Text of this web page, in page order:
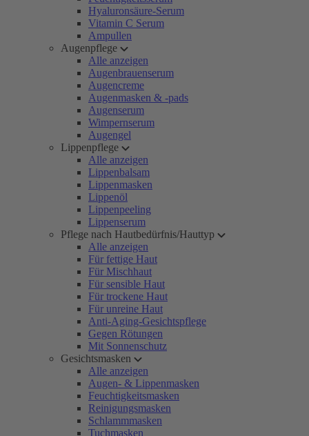
Hyaluronsäure-Serum
Vitamin C Serum
Ampullen
Augenpflege
Alle anzeigen
Augenbrauenserum
Augencreme
Augenmasken & -pads
Augenserum
Wimpernserum
Augengel
Lippenpflege
Alle anzeigen
Lippenbalsam
Lippenmasken
Lippenöl
Lippenpeeling
Lippenserum
Pflege nach Hautbedürfnis/Hauttyp
Alle anzeigen
Für fettige Haut
Für Mischhaut
Für sensible Haut
Für trockene Haut
Für unreine Haut
Anti-Aging-Gesichtspflege
Gegen Rötungen
Mit Sonnenschutz
Gesichtsmasken
Alle anzeigen
Augen- & Lippenmasken
Feuchtigkeitsmasken
Reinigungsmasken
Schlammmasken
Tuchmasken